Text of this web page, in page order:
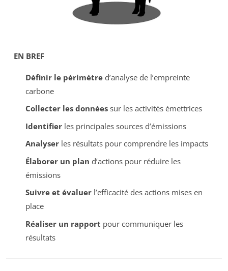
EN BREF
Définir le périmètred’analyse de l’empreinte
carbone
Collecter les donnéessur les activités émettrices
Identifierles principales sources d’émissions
Analyserles résultats pour comprendre les impacts
Élaborer un plan d’actions pour réduire les
émissions
Suivre et évaluerl’efficacité des actions mises en
place
Réaliser un rapport pour communiquer les
résultats